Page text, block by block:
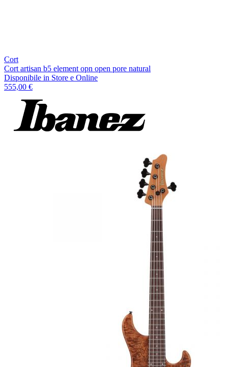
Cort
Cort artisan b5 element opn open pore natural
Disponibile in Store e Online
555,00 €